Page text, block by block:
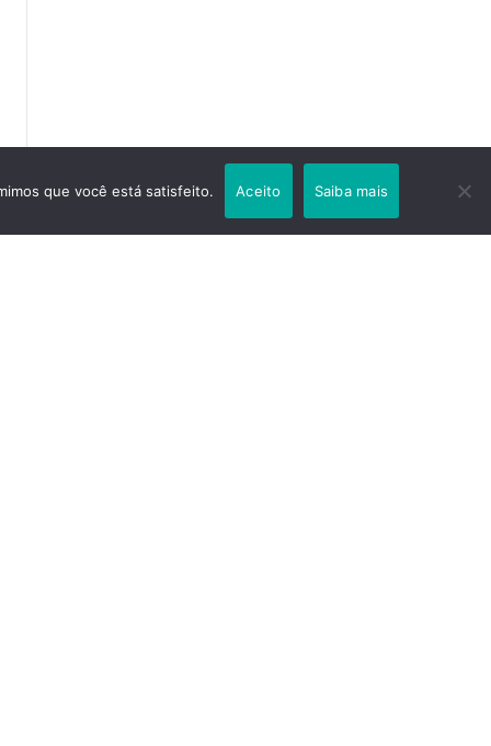
que você está satisfeito. Aceito Saiba mais